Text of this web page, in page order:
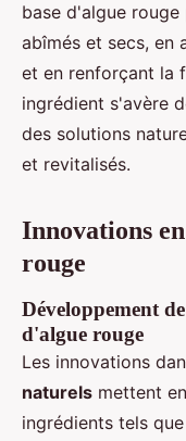
base d'algue
abîmés et secs, en
et en renforçant la
ingrédient s'avère
des solutions
et revitalisés.
Innovations
rouge
Développement
d'algue rouge
Les innovations
naturels mettent
ingrédients tels